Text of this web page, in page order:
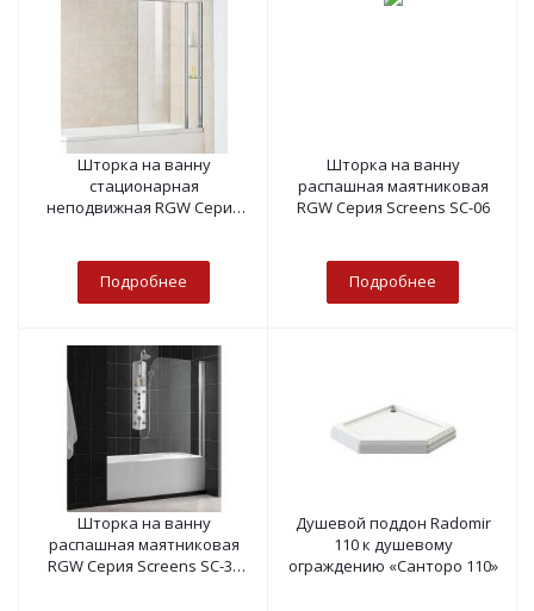
Шторка на ванну
стационарная
неподвижная RGW Серия
Подробнее
Шторка на ванну
распашная маятниковая
RGW Серия Screens SC-06
Подробнее
Шторка на ванну
распашная маятниковая
RGW Серия Screens SC-36
Душевой поддон Radomir
110 к душевому
ограждению «Санторо 110»